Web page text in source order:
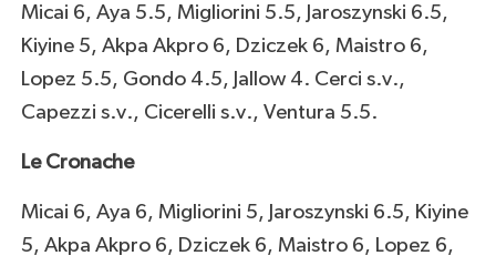
Micai 6, Aya 5.5, Migliorini 5.5, Jaroszynski 6.5,
Kiyine 5, Akpa Akpro 6, Dziczek 6, Maistro 6,
Lopez 5.5, Gondo 4.5, Jallow 4. Cerci s.v.,
Capezzi s.v., Cicerelli s.v., Ventura 5.5.
Le Cronache
Micai 6, Aya 6, Migliorini 5, Jaroszynski 6.5, Kiyine
5, Akpa Akpro 6, Dziczek 6, Maistro 6, Lopez 6,